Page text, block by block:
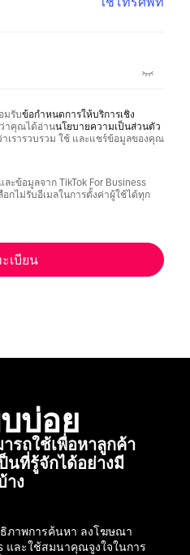
มรับข้อกำหนดการให้บริการเชิง
าคุณได้อ่านนโยบายความเป็นส่วนตัว
าเรารวบรวม ใช้ และแชร์ข้อมูลของคุณ
ะข้อมูลจาก TikTok For Business
อกไม่รับอีเมลในการตั้งค่าผู้ใช้ได้ทุก
เบียน
บ่อย
รถใช้เพื่อหาลูกค้า
นที่รู้จักได้อย่างมี
าง
ภาพการค้นหา ลงโฆษณา
และใช้สมนาคุณจูงใจในการ